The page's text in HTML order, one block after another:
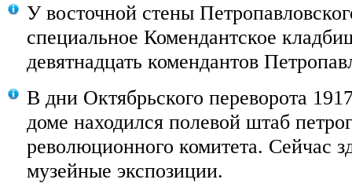
У восточной стены
специальное Комендантское
девятнадцать комендантов
В дни Октябрьского переворота
доме находился полевой штаб
революционного комитета. Сейчас
музейные экспозиции.